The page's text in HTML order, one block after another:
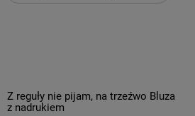
Z reguły nie pijam, na trzeźwo Bluza
z nadrukiem